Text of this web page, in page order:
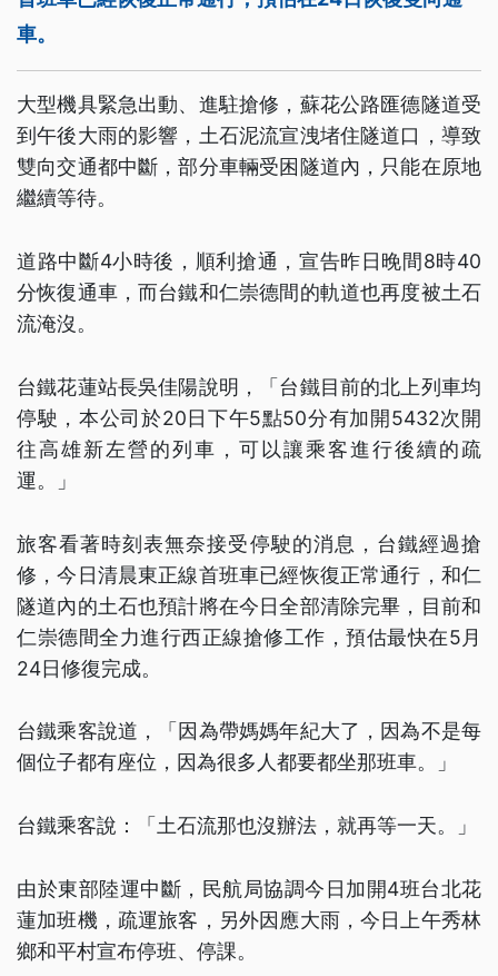
車。
大型機具緊急出動、進駐搶修，蘇花公路匯德隧道受
到午後大雨的影響，土石泥流宣洩堵住隧道口，導致
雙向交通都中斷，部分車輛受困隧道內，只能在原地
繼續等待。
道路中斷4小時後，順利搶通，宣告昨日晚間8時40
分恢復通車，而台鐵和仁崇德間的軌道也再度被土石
流淹沒。
台鐵花蓮站長吳佳陽說明，「台鐵目前的北上列車均
停駛，本公司於20日下午5點50分有加開5432次開
往高雄新左營的列車，可以讓乘客進行後續的疏
運。」
旅客看著時刻表無奈接受停駛的消息，台鐵經過搶
修，今日清晨東正線首班車已經恢復正常通行，和仁
隧道內的土石也預計將在今日全部清除完畢，目前和
仁崇德間全力進行西正線搶修工作，預估最快在5月
24日修復完成。
台鐵乘客說道，「因為帶媽媽年紀大了，因為不是每
個位子都有座位，因為很多人都要都坐那班車。」
台鐵乘客說：「土石流那也沒辦法，就再等一天。」
由於東部陸運中斷，民航局協調今日加開4班台北花
蓮加班機，疏運旅客，另外因應大雨，今日上午秀林
鄉和平村宣布停班、停課。